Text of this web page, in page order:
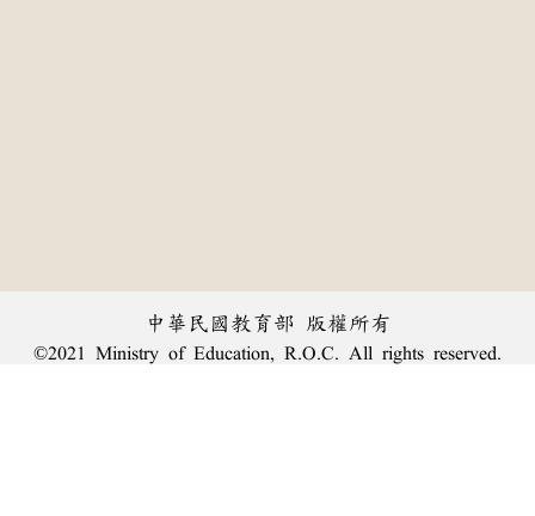
中華民國教育部 版權所有
©2021 Ministry of Education, R.O.C. All rights reserved.